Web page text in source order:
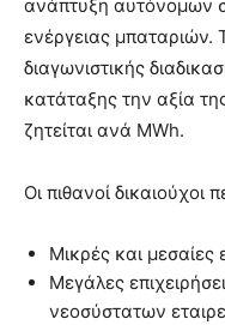
ανάπτυξη αυτόνομων
ενέργειας
διαγωνιστικής
κατάταξης την αξία
ζητείται ανά MWh.
Οι πιθανοί δικαιούχοι
Μικρές και μεσαίες
Μεγάλες
νεοσύστατων